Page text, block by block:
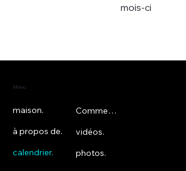
mois-ci
Menu
maison.
à propos de.
calendrier.
Commentaires.
vidéos.
photos.